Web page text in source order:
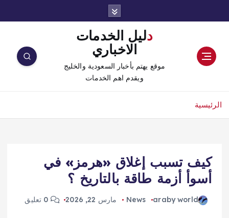
دليل الخدمات
الاخباري
موقع يهتم بأخبار السعودية والخليج
ويقدم اهم الخدمات
الرئيسية
كيف تسبب إغلاق «هرمز» في
أسوأ أزمة طاقة بالتاريخ ؟
araby world
News مارس 22, 2026